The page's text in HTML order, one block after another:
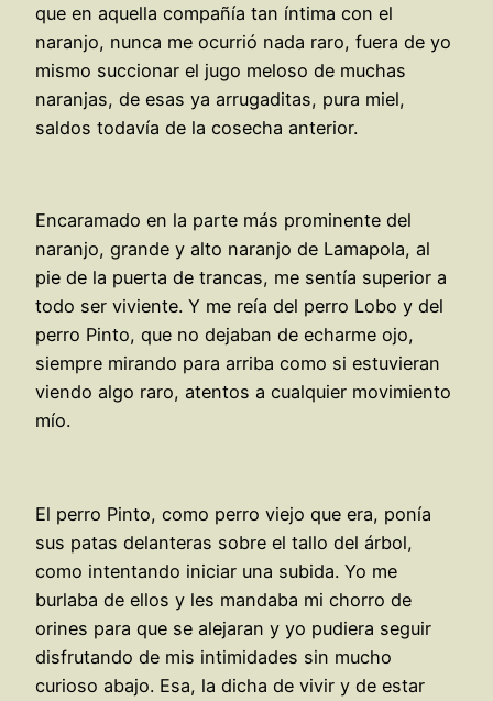
que en aquella compañía tan íntima con el
naranjo, nunca me ocurrió nada raro, fuera de yo
mismo succionar el jugo meloso de muchas
naranjas, de esas ya arrugaditas, pura miel,
saldos todavía de la cosecha anterior.
Encaramado en la parte más prominente del
naranjo, grande y alto naranjo de Lamapola, al
pie de la puerta de trancas, me sentía superior a
todo ser viviente. Y me reía del perro Lobo y del
perro Pinto, que no dejaban de echarme ojo,
siempre mirando para arriba como si estuvieran
viendo algo raro, atentos a cualquier movimiento
mío.
El perro Pinto, como perro viejo que era, ponía
sus patas delanteras sobre el tallo del árbol,
como intentando iniciar una subida. Yo me
burlaba de ellos y les mandaba mi chorro de
orines para que se alejaran y yo pudiera seguir
disfrutando de mis intimidades sin mucho
curioso abajo. Esa, la dicha de vivir y de estar